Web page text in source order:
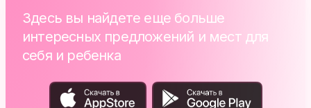
Здесь вы найдете еще больше
интересных предложений и мест для
себя и ребенка